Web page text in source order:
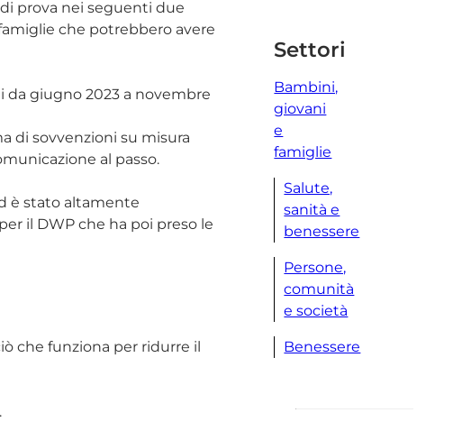
prova nei seguenti due
che potrebbero avere
da giugno 2023 a novembre
di sovvenzioni su misura
al passo.
è stato altamente
il DWP che ha poi preso le
che funziona per ridurre il
Settori
Bambini,
giovani
e
famiglie
Salute,
sanità e
benessere
Persone,
comunità
e società
Benessere